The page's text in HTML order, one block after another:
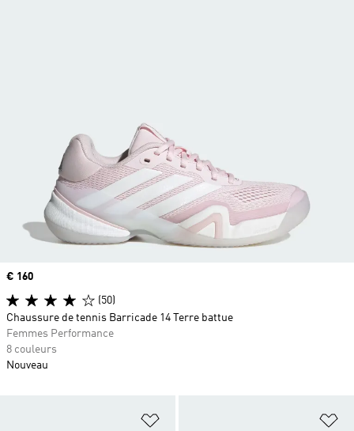
Ajouter à la Liste de produits
Prix
€ 160
(50)
Chaussure de tennis Barricade 14 Terre battue
Femmes Performance
8 couleurs
Nouveau